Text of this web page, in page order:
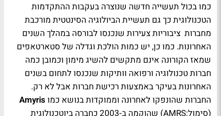
כמו בכול תעשייה חדשה שנוצרה בעקבות ההתקדמות
הטכנולוגית כך גם תעשיית הביולוגיה הסינטטית מורכבת
מחברות ציבוריות צעירות שנכנסו לבורסה במהלך השנים
האחרונות. כמו כן, יש כמות הולכת וגדלה של סטארטאפים
שמאז הקורונה אינם מתקשים להשיג מימון וכמובן כמה
חברות טכנולוגיה ורפואה וותיקות שנכנסו לתחום בשנים
האחרונות בעיקר באמצעות רכישת חברות אבל לא רק.
החברות שהונפקו לאחרונה וממוקדות בנושא כמו Amyris
(סימול:AMRS
) שהוקמה ב-2003 כחברה ביוטכנולוגית